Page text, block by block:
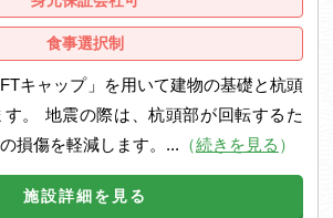
食事選択制
キャップ」を用いて建物の基礎と杭頭
。 地震の際は、杭頭部が回転するた
損傷を軽減します。... （続きを見る ）
施設詳細を見る